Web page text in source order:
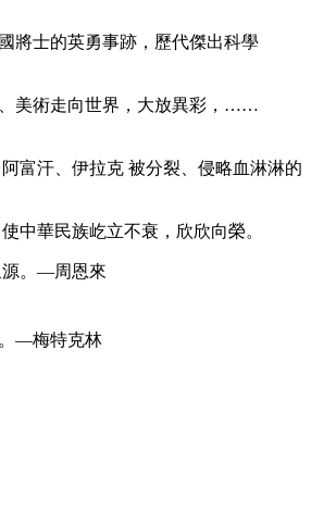
將士的英勇事跡，歷代傑出科學
、美術走向世界，大放異彩，……
富汗、伊拉克 被分裂、侵略血淋淋的
中華民族屹立不衰，欣欣向榮。
源。—周恩來
—梅特克林